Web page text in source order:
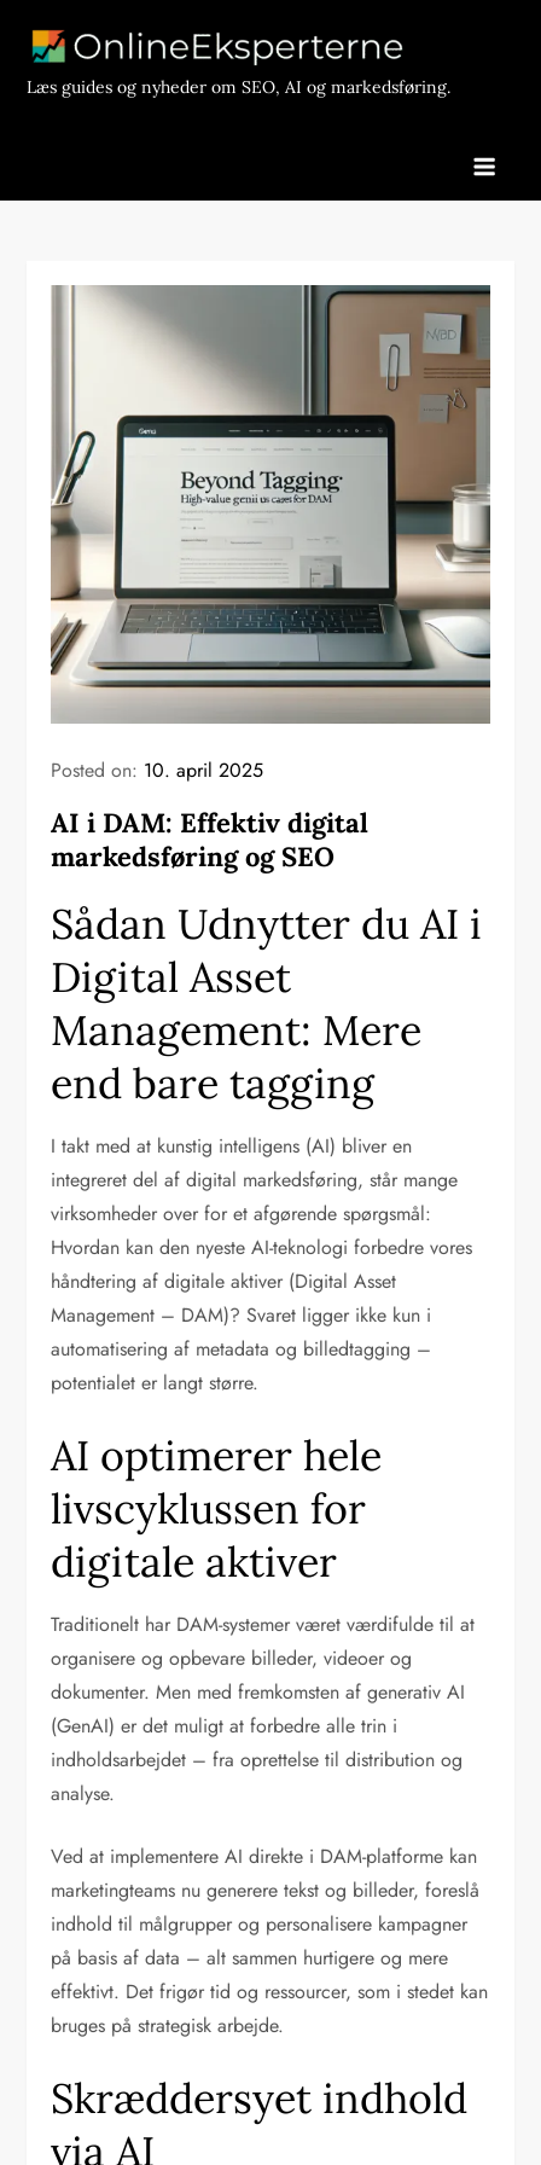
contentLæs guides og nyheder om SEO, AI og markedsføring.
Posted on: 10. april 2025
AI i DAM: Effektiv digital
markedsføring og SEO
Sådan Udnytter du AI i
Digital Asset
Management: Mere
end bare tagging
I takt med at kunstig intelligens (AI) bliver en
integreret del af digital markedsføring, står mange
virksomheder over for et afgørende spørgsmål:
Hvordan kan den nyeste AI-teknologi forbedre vores
håndtering af digitale aktiver (Digital Asset
Management – DAM)? Svaret ligger ikke kun i
automatisering af metadata og billedtagging –
potentialet er langt større.
AI optimerer hele
livscyklussen for
digitale aktiver
Traditionelt har DAM-systemer været værdifulde til at
organisere og opbevare billeder, videoer og
dokumenter. Men med fremkomsten af generativ AI
(GenAI) er det muligt at forbedre alle trin i
indholdsarbejdet – fra oprettelse til distribution og
analyse.
Ved at implementere AI direkte i DAM-platforme kan
marketingteams nu generere tekst og billeder, foreslå
indhold til målgrupper og personalisere kampagner
på basis af data – alt sammen hurtigere og mere
effektivt. Det frigør tid og ressourcer, som i stedet kan
bruges på strategisk arbejde.
Skræddersyet indhold
via AI